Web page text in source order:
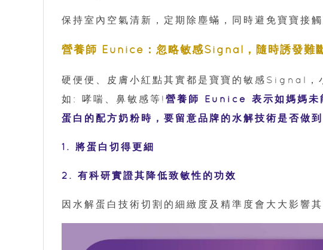
保持室內空氣清新，定期除塵蟎，同時避免寶寶接
營養師 Eunice：忽略敏感Signal，隨時誘發難
硬便便、皮膚小紅點其實都是寶寶的敏感Signal，
如: 哮喘、鼻敏感等! 營養師 Eunice 表示如媽媽未
蛋白的配方奶粉時，要留意品牌的水解技術是否做
1. 將蛋白切得更細
2. 有科研實證其降低致敏性的功效
因水解蛋白技術切割的細緻度及精準度會大大影響